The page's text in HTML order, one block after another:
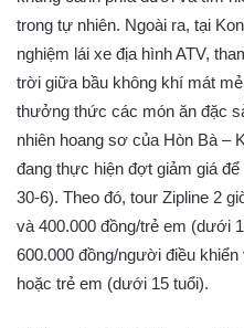
trong tự nhiên. Ngoài ra, tại
nghiệm lái xe địa hình ATV,
trời giữa bầu không khí mát
thưởng thức các món ăn đặc
nhiên hoang sơ của Hòn Bà –
đang thực hiện đợt giảm giá
30-6). Theo đó, tour Zipline 2
và 400.000 đồng/trẻ em (dưới
600.000 đồng/người điều
hoặc trẻ em (dưới 15 tuổi).